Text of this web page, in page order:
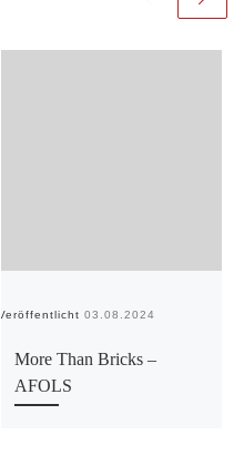
Veröffentlicht 03.08.2024
More Than Bricks –
AFOLS